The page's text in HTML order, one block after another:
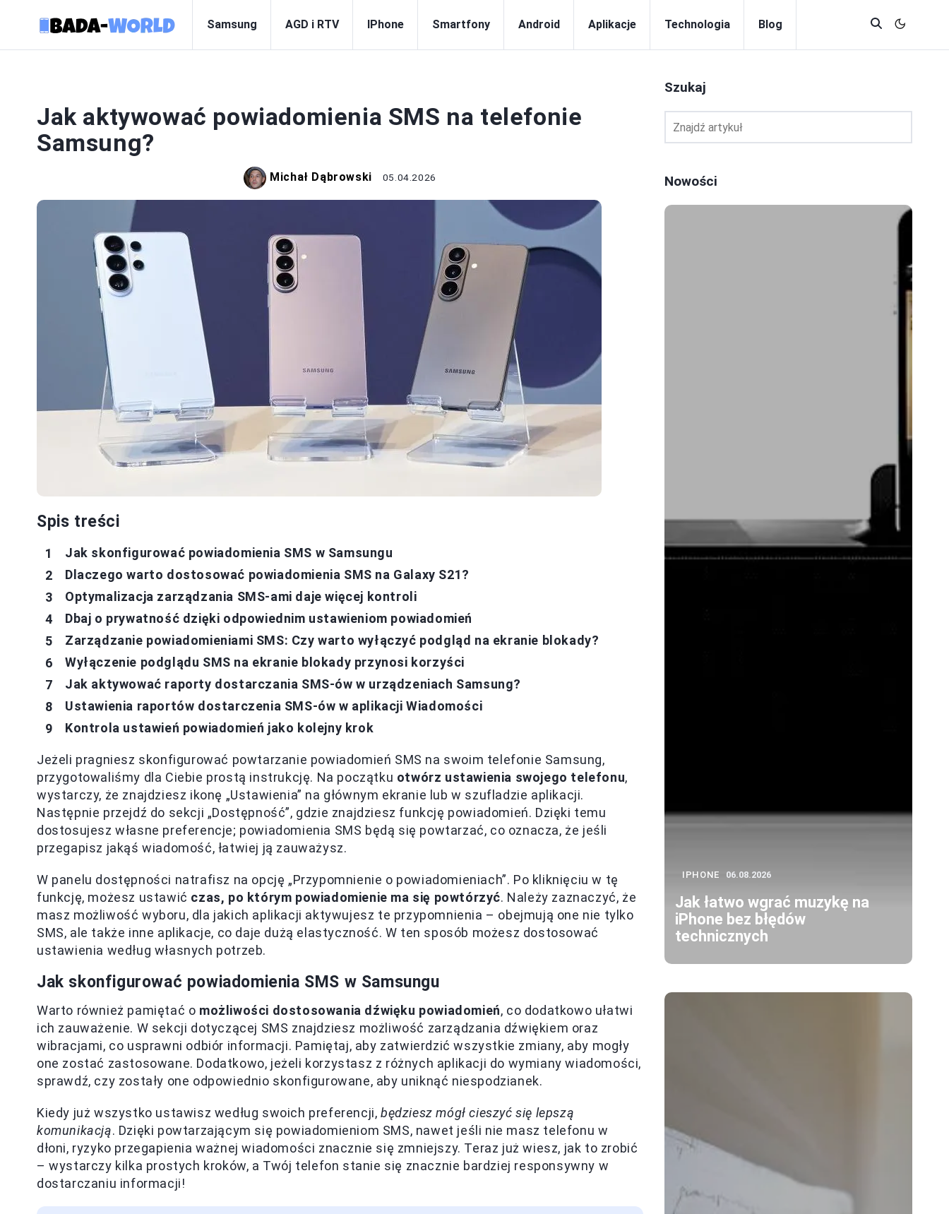
Samsung AGD i RTV IPhone Smartfony Android Aplikacje Technologia Blog
Jak aktywować powiadomienia SMS na telefonie
Samsung?
Michał Dąbrowski 05.04.2026
Spis treści
Jak skonfigurować powiadomienia SMS w Samsungu
Dlaczego warto dostosować powiadomienia SMS na Galaxy S21?
Optymalizacja zarządzania SMS-ami daje więcej kontroli
Dbaj o prywatność dzięki odpowiednim ustawieniom powiadomień
Zarządzanie powiadomieniami SMS: Czy warto wyłączyć podgląd na ekranie blokady?
Wyłączenie podglądu SMS na ekranie blokady przynosi korzyści
Jak aktywować raporty dostarczania SMS-ów w urządzeniach Samsung?
Ustawienia raportów dostarczenia SMS-ów w aplikacji Wiadomości
Kontrola ustawień powiadomień jako kolejny krok
Jeżeli pragniesz skonfigurować powtarzanie powiadomień SMS na swoim telefonie Samsung,
przygotowaliśmy dla Ciebie prostą instrukcję. Na początku otwórz ustawienia swojego telefonu,
wystarczy, że znajdziesz ikonę „Ustawienia” na głównym ekranie lub w szufladzie aplikacji.
Następnie przejdź do sekcji „Dostępność”, gdzie znajdziesz funkcję powiadomień. Dzięki temu
dostosujesz własne preferencje; powiadomienia SMS będą się powtarzać, co oznacza, że jeśli
przegapisz jakąś wiadomość, łatwiej ją zauważysz.
W panelu dostępności natrafisz na opcję „Przypomnienie o powiadomieniach”. Po kliknięciu w tę
funkcję, możesz ustawić czas, po którym powiadomienie ma się powtórzyć. Należy zaznaczyć, że
masz możliwość wyboru, dla jakich aplikacji aktywujesz te przypomnienia – obejmują one nie tylko
SMS, ale także inne aplikacje, co daje dużą elastyczność. W ten sposób możesz dostosować
ustawienia według własnych potrzeb.
Jak skonfigurować powiadomienia SMS w Samsungu
Warto również pamiętać o możliwości dostosowania dźwięku powiadomień, co dodatkowo ułatwi
ich zauważenie. W sekcji dotyczącej SMS znajdziesz możliwość zarządzania dźwiękiem oraz
wibracjami, co usprawni odbiór informacji. Pamiętaj, aby zatwierdzić wszystkie zmiany, aby mogły
one zostać zastosowane. Dodatkowo, jeżeli korzystasz z różnych aplikacji do wymiany wiadomości,
sprawdź, czy zostały one odpowiednio skonfigurowane, aby uniknąć niespodzianek.
Kiedy już wszystko ustawisz według swoich preferencji, będziesz mógł cieszyć się lepszą
komunikacją. Dzięki powtarzającym się powiadomieniom SMS, nawet jeśli nie masz telefonu w
dłoni, ryzyko przegapienia ważnej wiadomości znacznie się zmniejszy. Teraz już wiesz, jak to zrobić
– wystarczy kilka prostych kroków, a Twój telefon stanie się znacznie bardziej responsywny w
dostarczaniu informacji!
Szukaj
Nowości
IPHONE 06.08.2026
Jak łatwo wgrać muzykę na
iPhone bez błędów
technicznych